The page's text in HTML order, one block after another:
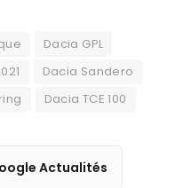
Dacia GPL
Dacia Sandero
Dacia TCE 100
Actualités